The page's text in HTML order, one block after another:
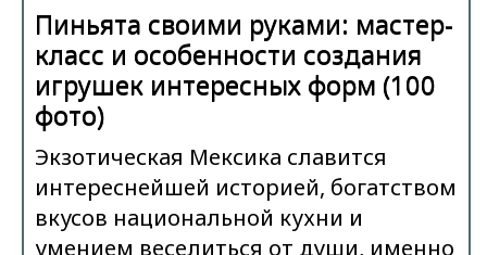
Пиньята своими руками: мастер-
класс и особенности создания
игрушек интересных форм (100
фото)
Экзотическая Мексика славится
интереснейшей историей, богатством
вкусов национальной кухни и
умением веселиться от души, именно